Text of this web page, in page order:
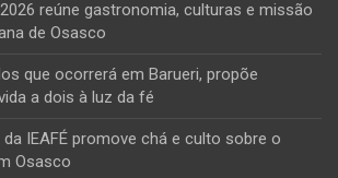
reúne gastronomia, culturas e missão
de Osasco
que ocorrerá em Barueri, propõe
a dois à luz da fé
IEAFÉ promove chá e culto sobre o
Osasco